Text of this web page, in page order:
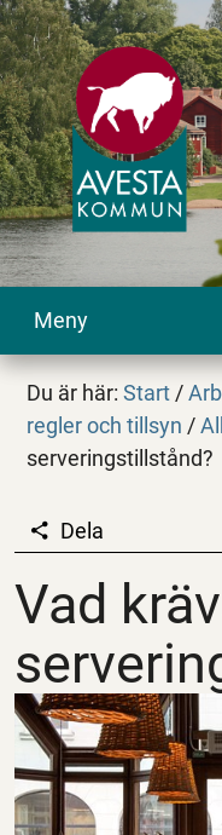
Meny
Du är här:Start /
regler och tillsyn /
serveringstillstånd?
Vad
Dela
Vad